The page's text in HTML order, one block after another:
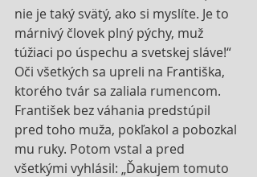
nie je taký svätý, ako si myslíte. Je to
márnivý človek plný pýchy, muž
túžiaci po úspechu a svetskej sláve!“
Oči všetkých sa upreli na Františka,
ktorého tvár sa zaliala rumencom.
František bez váhania predstúpil
pred toho muža, pokľakol a pobozkal
mu ruky. Potom vstal a pred
všetkými vyhlásil: „Ďakujem tomuto